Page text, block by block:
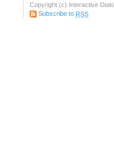
Copyright (c) Interactive
Subscribe to RSS